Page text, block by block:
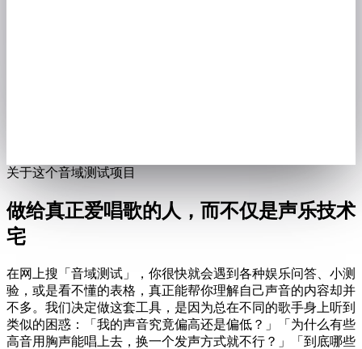
关于这个音域测试项目
做给真正爱唱歌的人，而不仅是声乐技术
宅
在网上搜「音域测试」，你很快就会遇到各种娱乐问答、小测
验，或是看不懂的表格，真正能帮你理解自己声音的内容却并
不多。我们决定做这套工具，是因为总在不同的歌手身上听到
类似的困惑：「我的声音究竟偏高还是偏低？」「为什么有些
高音用胸声能唱上去，换一个发声方式就不行？」「到底哪些